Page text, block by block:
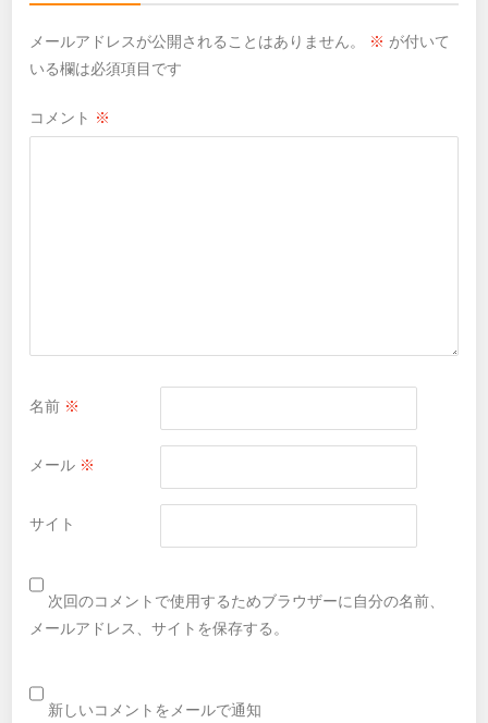
メールアドレスが公開されることはありません。 ※ が付いて
いる欄は必須項目です
コメント ※
名前 ※
メール ※
サイト
次回のコメントで使用するためブラウザーに自分の名前、
メールアドレス、サイトを保存する。
新しいコメントをメールで通知